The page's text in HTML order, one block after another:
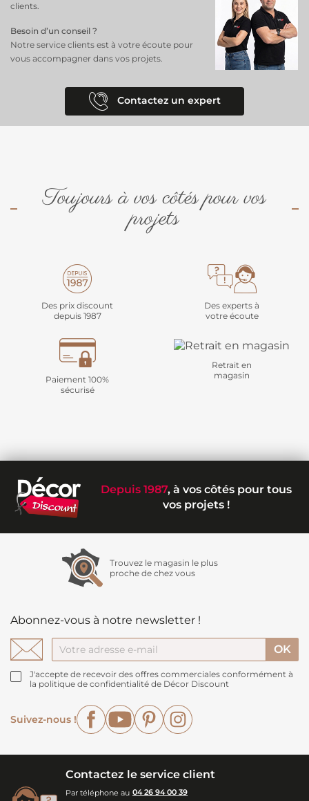
clients.
Besoin d’un conseil ?
Notre service clients est à votre écoute pour
vous accompagner dans vos projets.
Contactez un expert
Toujours à vos côtés pour vos
projets
Des prix discount
depuis 1987
Des experts à
votre écoute
Paiement 100%
sécurisé
Retrait en
magasin
Depuis 1987, à vos côtés pour tous
vos projets !
Trouvez le magasin le plus
proche de chez vous
Abonnez-vous à notre newsletter !
J'accepte de recevoir des offres commerciales conformément à
la politique de confidentialité de Décor Discount
Suivez-nous !
FacebookYouTubePinterest
Contactez le service client
Par téléphone au 04 26 94 00 39